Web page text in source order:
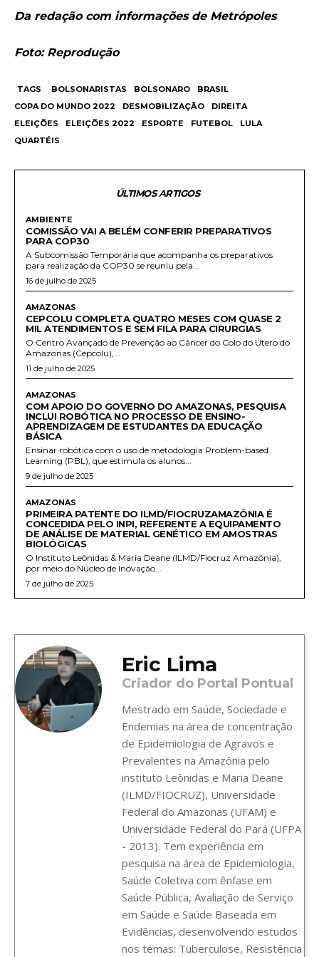
Da redação com informações de Metrópoles
Foto: Reprodução
TAGS BOLSONARISTAS BOLSONARO
BRASIL
COPA DO MUNDO 2022
DESMOBILIZAÇÃO
DIREITA
ELEIÇÕES
ELEIÇÕES 2022 ESPORTE FUTEBOL
LULA
QUARTÉIS
ÚLTIMOS ARTIGOS
AMBIENTE
COMISSÃO VAI A BELÉM CONFERIR PREPARATIVOS
PARA COP30
A Subcomissão Temporária que acompanha os preparativos
para realização da COP30 se reuniu pela...
16 de julho de 2025
AMAZONAS
CEPCOLU COMPLETA QUATRO MESES COM QUASE 2
MIL ATENDIMENTOS E SEM FILA PARA CIRURGIAS
O Centro Avançado de Prevenção ao Câncer do Colo do Útero do
Amazonas (Cepcolu),...
11 de julho de 2025
AMAZONAS
COM APOIO DO GOVERNO DO AMAZONAS, PESQUISA
INCLUI ROBÓTICA NO PROCESSO DE ENSINO-
APRENDIZAGEM DE ESTUDANTES DA EDUCAÇÃO
BÁSICA
Ensinar robótica com o uso de metodologia Problem-based
Learning (PBL), que estimula os alunos...
9 de julho de 2025
AMAZONAS
PRIMEIRA PATENTE DO ILMD/FIOCRUZAMAZÔNIA É
CONCEDIDA PELO INPI, REFERENTE A EQUIPAMENTO
DE ANÁLISE DE MATERIAL GENÉTICO EM AMOSTRAS
BIOLÓGICAS
O Instituto Leônidas & Maria Deane (ILMD/Fiocruz Amazônia),
por meio do Núcleo de Inovação...
7 de julho de 2025
Eric Lima
Criador do Portal Pontual
Mestrado em Saúde, Sociedade e
Endemias na área de concentração
de Epidemiologia de Agravos e
Prevalentes na Amazônia pelo
instituto Leônidas e Maria Deane
(ILMD/FIOCRUZ), Universidade
Federal do Amazonas (UFAM) e
Universidade Federal do Pará (UFPA
- 2013). Tem experiência em
pesquisa na área de Epidemiologia,
Saúde Coletiva com ênfase em
Saúde Pública, Avaliação de Serviço
em Saúde e Saúde Baseada em
Evidências, desenvolvendo estudos
nos temas: Tuberculose, Resistência